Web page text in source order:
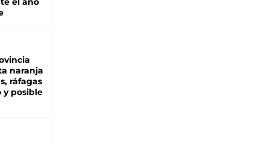
naranja
ráfagas
y posible